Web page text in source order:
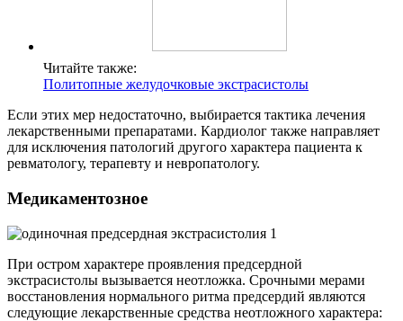
Читайте также:
Политопные желудочковые экстрасистолы
Если этих мер недостаточно, выбирается тактика лечения
лекарственными препаратами. Кардиолог также направляет
для исключения патологий другого характера пациента к
ревматологу, терапевту и невропатологу.
Медикаментозное
При остром характере проявления предсердной
экстрасистолы вызывается неотложка. Срочными мерами
восстановления нормального ритма предсердий являются
следующие лекарственные средства неотложного характера: